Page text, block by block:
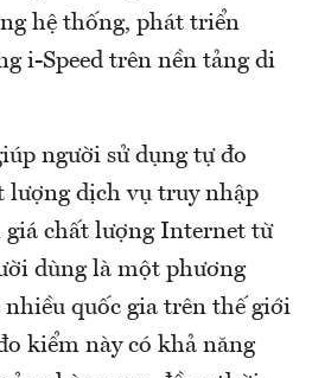
hệ thống, phát triển
i-Speed trên nền tảng di
người sử dụng tự đo
lượng dịch vụ truy nhập
giá chất lượng Internet từ
dùng là một phương
quốc gia trên thế giới
kiểm này có khả năng